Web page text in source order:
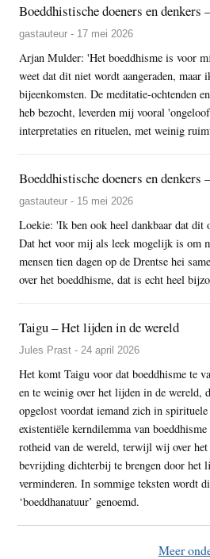
Boeddhistische doeners en denkers
gastauteur - 17 mei 2026
Arjan Mulder: 'Het boeddhisme is voor
weet dat dit niet wordt aangeraden, maar
bijeenkomsten. De meditatie-ochtenden
heb bezocht, leverden mij vooral
interpretaties en rituelen, met weinig
Boeddhistische doeners en denkers
gastauteur - 15 mei 2026
Loekie: 'Ik ben ook heel dankbaar dat dit
Dat het voor mij als leek mogelijk is om
mensen tien dagen op de Drentse hei
over het boeddhisme, dat is echt heel
Taigu – Het lijden in de wereld
Jules Prast - 24 april 2026
Het komt Taigu voor dat boeddhisme te
en te weinig over het lijden in de wereld,
opgelost voordat iemand zich in
existentiële kerndilemma van
rotheid van de wereld, terwijl wij over het
bevrijding dichterbij te brengen door het
verminderen. In sommige teksten wordt
‘boeddhanatuur’ genoemd.
Meer